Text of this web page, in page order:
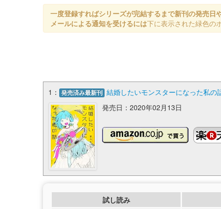
一度登録すればシリーズが完結するまで新刊の発売日
メールによる通知を受けるには下に表示された緑色の
1： 発売済み最新刊 結婚したいモンスターになった私の
発売日：2020年02月13日
試し読み